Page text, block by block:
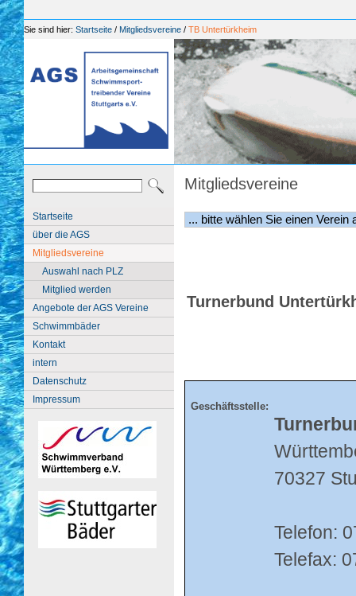
Sie sind hier: Startseite / Mitgliedsvereine / TB Untertürkheim
Startseite
über die AGS
Mitgliedsvereine
Auswahl nach PLZ
Mitglied werden
Angebote der AGS Vereine
Schwimmbäder
Kontakt
intern
Datenschutz
Impressum
Mitgliedsvereine
Turnerbund
Geschäftsstelle:
70327
Telefon:
Telefax: